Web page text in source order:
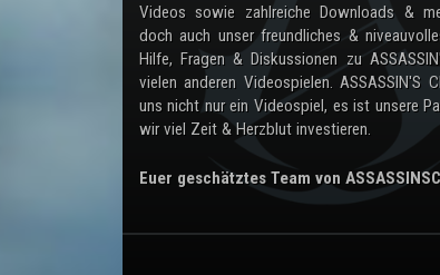
Videos sowie zahlreiche Downloads &
doch auch unser freundliches &
Hilfe, Fragen & Diskussionen zu
vielen anderen Videospielen. ASSASSIN'S
uns nicht nur ein Videospiel, es ist unsere
wir viel Zeit & Herzblut investieren.
Euer geschätztes Team von